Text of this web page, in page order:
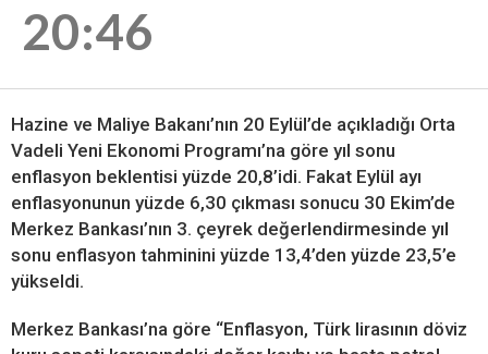
20:46
Hazine ve Maliye Bakanı’nın 20 Eylül’de açıkladığı Orta
Vadeli Yeni Ekonomi Programı’na göre yıl sonu
enflasyon beklentisi yüzde 20,8’idi. Fakat Eylül ayı
enflasyonunun yüzde 6,30 çıkması sonucu 30 Ekim’de
Merkez Bankası’nın 3. çeyrek değerlendirmesinde yıl
sonu enflasyon tahminini yüzde 13,4’den yüzde 23,5’e
yükseldi.
Merkez Bankası’na göre “Enflasyon, Türk lirasının döviz